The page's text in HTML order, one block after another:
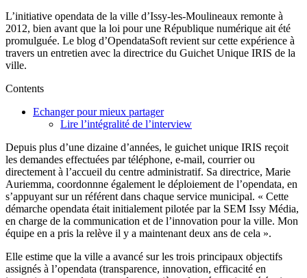
L’initiative opendata de la ville d’Issy-les-Moulineaux remonte à
2012, bien avant que la loi pour une République numérique ait été
promulguée. Le blog d’OpendataSoft revient sur cette expérience à
travers un entretien avec la directrice du Guichet Unique IRIS de la
ville.
Contents
Echanger pour mieux partager
Lire l’intégralité de l’interview
Depuis plus d’une dizaine d’années, le guichet unique IRIS reçoit
les demandes effectuées par téléphone, e-mail, courrier ou
directement à l’accueil du centre administratif. Sa directrice, Marie
Auriemma, coordonnne également le déploiement de l’opendata, en
s’appuyant sur un référent dans chaque service municipal. « Cette
démarche opendata était initialement pilotée par la SEM Issy Média,
en charge de la communication et de l’innovation pour la ville. Mon
équipe en a pris la relève il y a maintenant deux ans de cela ».
Elle estime que la ville a avancé sur les trois principaux objectifs
assignés à l’opendata (transparence, innovation, efficacité en